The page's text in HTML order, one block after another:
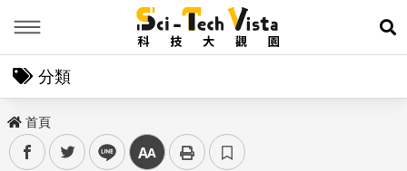
展
分類
首頁
facebooktwitter line 中